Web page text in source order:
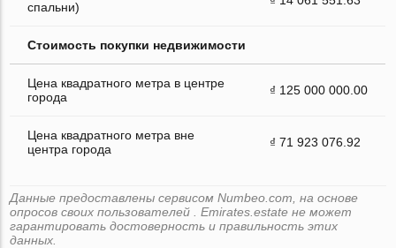
спальни)
Стоимость покупки недвижимости
Цена квадратного метра в центре
города
₫ 125 000 000.00
Цена квадратного метра вне
центра города
₫ 71 923 076.92
Данные предоставлены сервисом Numbeo.com, на основе
опросов своих пользователей . Emirates.estate не может
гарантировать достоверность и правильность этих
данных.